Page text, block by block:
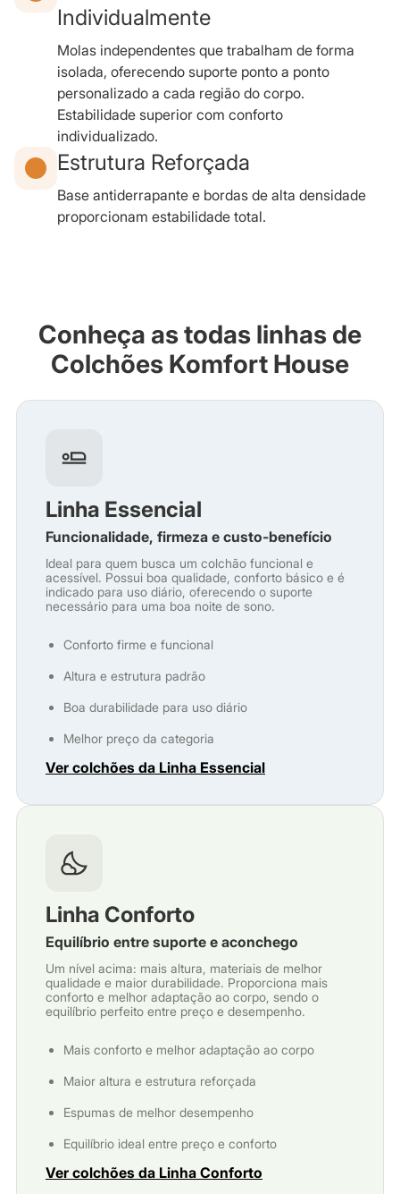
Individualmente
Molas independentes que trabalham de forma
isolada, oferecendo suporte ponto a ponto
personalizado a cada região do corpo.
Estabilidade superior com conforto
individualizado.
Estrutura Reforçada
Base antiderrapante e bordas de alta densidade
proporcionam estabilidade total.
Conheça as todas linhas de
Colchões Komfort House
Linha Essencial
Funcionalidade, firmeza e custo-benefício
Ideal para quem busca um colchão funcional e
acessível. Possui boa qualidade, conforto básico e é
indicado para uso diário, oferecendo o suporte
necessário para uma boa noite de sono.
Conforto firme e funcional
Altura e estrutura padrão
Boa durabilidade para uso diário
Melhor preço da categoria
Ver colchões da Linha Essencial
Linha Conforto
Equilíbrio entre suporte e aconchego
Um nível acima: mais altura, materiais de melhor
qualidade e maior durabilidade. Proporciona mais
conforto e melhor adaptação ao corpo, sendo o
equilíbrio perfeito entre preço e desempenho.
Mais conforto e melhor adaptação ao corpo
Maior altura e estrutura reforçada
Espumas de melhor desempenho
Equilíbrio ideal entre preço e conforto
Ver colchões da Linha Conforto